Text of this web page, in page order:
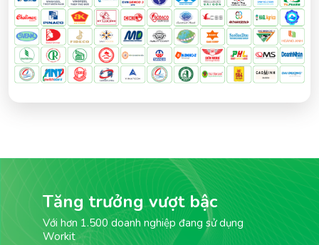
Tăng trưởng vượt bậc
Với hơn 1.500 doanh nghiệp đang sử dụng
Workit